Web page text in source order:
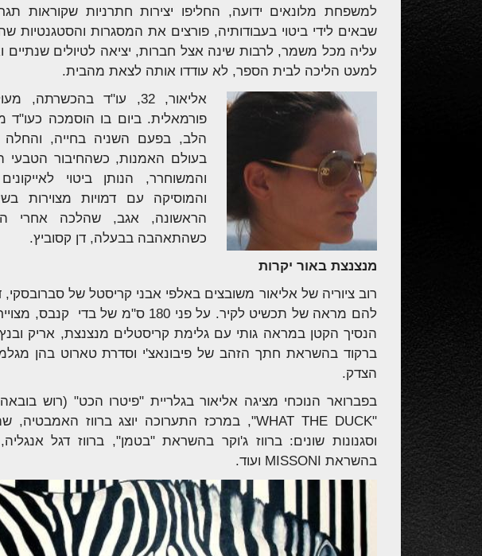
למשפחת מלונאים ידועה, החליפו יצירות חתרניות שקוראות
שבאים לידי ביטוי בעבודותיה, פורצים את המסגרות והסטגנטיות
עליה מכל משמר, לרבות שינה אצל חברות, יציאה לטיולים
למעט הליכה לבית הספר, לא עודדו אותה לצאת מהבית.
אליאור, 32, עו"ד
פורמאלית. ביום בו הוסמכה כעו"ד
הלב, בפעם השניה בחייה,
בעולם האמנות, כשהחיבור הטבעי
והמשוחרר, הנותן ביטוי
והמוסיקה עם דמויות מצוירות
כשהתאהבה בבעלה, דן קסוביץ.
מנצנצת באור יקרות
רוב ציוריה של אליאור משובצים באלפי אבני קריסטל של
להם מראה של תכשיט לקיר. על פני 180 ס"מ
הנסיך הקטן במראה גותי עם גלימת קריסטלים מנצנצת, אריק
ברקוד בהשראת חתך הזהב של פיבונאצ'י וסדרת טארוט בהן
הצדק.
בפברואר הנוכחי מציגה אליאור בגלריית "פיטרו הכט" (רוש
"WHAT THE DUCK",
במרכז התערוכה יוצג ברווז האמבטיה,
וסגנונות שונים: ברווז ג'וקר בהשראת "בטמן", ברווז דגל
בהשראת MISSONI ועוד.